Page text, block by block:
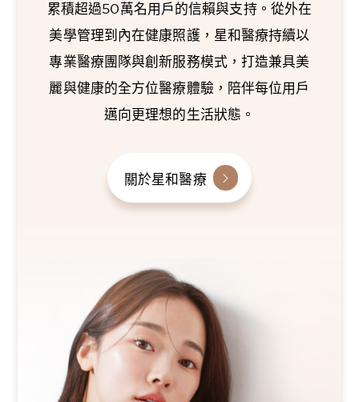
累積超過50萬名用戶的信賴與支持。從外在
美學管理到內在健康照護，星和醫療持續以
專業醫療團隊與創新服務模式，打造兼具美
麗與健康的全方位醫療體驗，陪伴每位用戶
邁向更理想的生活狀態。
關於星和醫療